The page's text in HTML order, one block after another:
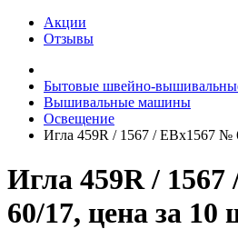
Акции
Отзывы
Бытовые швейно-
Вышивальные машины
Освещение
Игла 459R / 1567 / EBx1567 №
Игла 459R /
60/17, цена за 10